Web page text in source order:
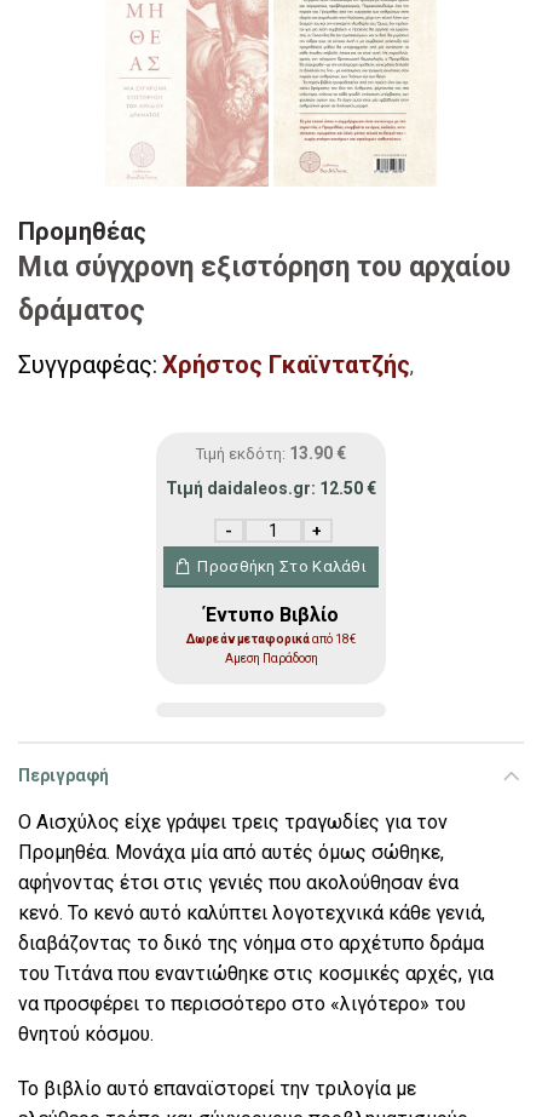
Προμηθέας
Μια σύγχρονη εξιστόρηση του αρχαίου
δράματος
Συγγραφέας: Χρήστος Γκαϊντατζής,
Τιμή εκδότη: 13.90 €
Τιμή daidaleos.gr: 12.50€
Προμηθέας ποσότητα
Προσθήκη Στο Καλάθι
Έντυπο Βιβλίο
Δωρεάν μεταφορικάαπό 18€
Αμεση Παράδοση
Περιγραφή
Ο Αισχύλος είχε γράψει τρεις τραγωδίες για τον
Προμηθέα. Μονάχα μία από αυτές όμως σώθηκε,
αφήνοντας έτσι στις γενιές που ακολούθησαν ένα
κενό. Το κενό αυτό καλύπτει λογοτεχνικά κάθε γενιά,
διαβάζοντας το δικό της νόημα στο αρχέτυπο δράμα
του Τιτάνα που εναντιώθηκε στις κοσμικές αρχές, για
να προσφέρει το περισσότερο στο «λιγότερο» του
θνητού κόσμου.
Το βιβλίο αυτό επαναϊστορεί την τριλογία με